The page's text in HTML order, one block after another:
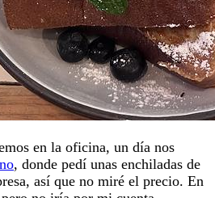
en la oficina, un día nos
, donde pedí unas enchiladas de
así que no miré el precio. En